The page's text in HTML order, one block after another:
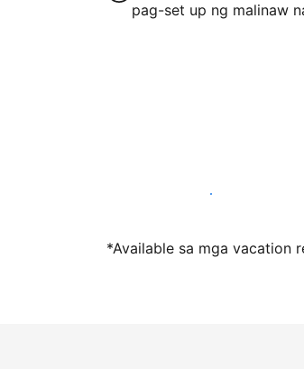
pag-set up ng malinaw
Mag-host sa amin ngayon
*Available sa mga vacation